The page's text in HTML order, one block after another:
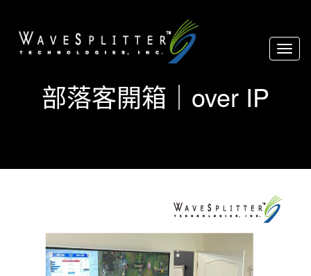
部落客開箱｜over IP